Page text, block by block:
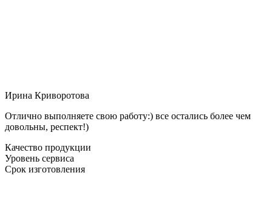
Ирина Криворотова
Отлично выполняете свою работу:) все остались более чем
довольны, респект!)
Качество продукции
Уровень сервиса
Срок изготовления